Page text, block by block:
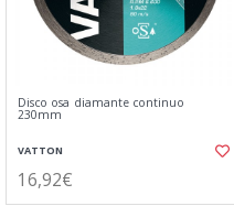
Disco osa diamante continuo
230mm
VATTON
16,92€